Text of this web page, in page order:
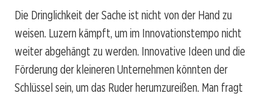
Die Dringlichkeit der Sache ist nicht von der Hand zu
weisen. Luzern kämpft, um im Innovationstempo nicht
weiter abgehängt zu werden. Innovative Ideen und die
Förderung der kleineren Unternehmen könnten der
Schlüssel sein, um das Ruder herumzureißen. Man fragt